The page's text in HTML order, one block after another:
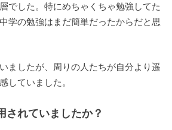
でした。特にめちゃくちゃ勉強してた
学の勉強はまだ簡単だったからだと思
ましたが、周りの人たちが自分より遥
していました。
されていましたか？